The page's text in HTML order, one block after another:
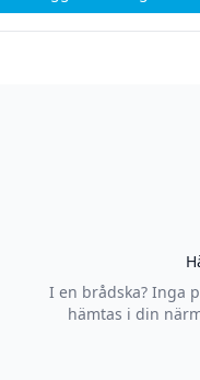
I en brådska? Inga
hämtas i din